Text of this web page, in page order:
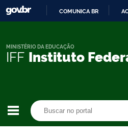
COMUNICA BR
IFF Instituto
MINISTÉRIO DA EDUCAÇÃO